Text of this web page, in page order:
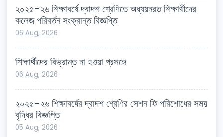
২০২৫-২৬ শিক্ষাবর্ষে দ্বাদশ শ্রেণিতে অধ্যয়নরত শিক্ষার্থীদের
কলেজ পরিবর্তন সংক্রান্ত বিজ্ঞপ্তি
06 Aug, 2026
শিক্ষার্থীদের বিভ্রান্ত না হওয়া প্রসঙ্গে
06 Aug, 2026
২০২৫-২৬ শিক্ষাবর্ষের দ্বাদশ শ্রেণির সেশন ফি পরিশোধের সময়
বৃদ্ধির বিজ্ঞপ্তি
05 Aug, 2026